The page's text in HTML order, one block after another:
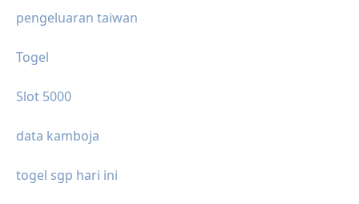
pengeluaran taiwan
Togel
Slot 5000
data kamboja
togel sgp hari ini